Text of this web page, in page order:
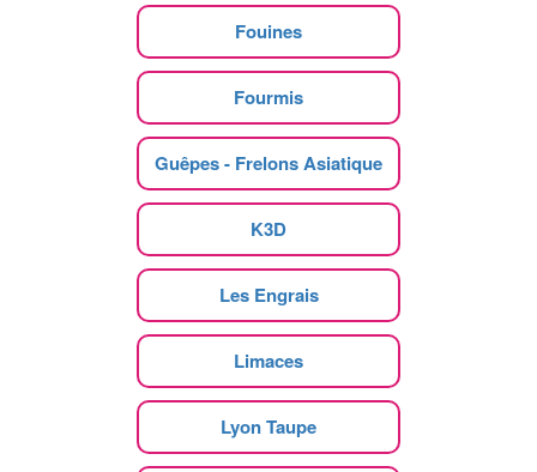
Fouines
Fourmis
Guêpes - Frelons Asiatique
K3D
Les Engrais
Limaces
Lyon Taupe